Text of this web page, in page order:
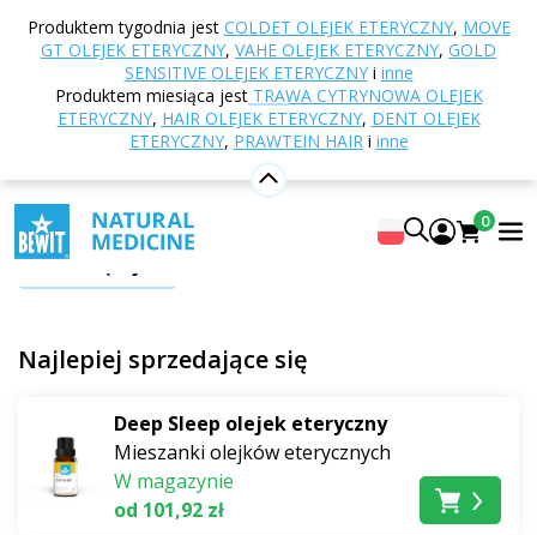
Produktem tygodnia jest COLDET OLEJEK ETERYCZNY, MOVE
GT OLEJEK ETERYCZNY, VAHE OLEJEK ETERYCZNY, GOLD
SENSITIVE OLEJEK ETERYCZNYi inne
Produktem miesiąca jest TRAWA CYTRYNOWA OLEJEK
ETERYCZNY, HAIR OLEJEK ETERYCZNY, DENT OLEJEK
ETERYCZNY, PRAWTEIN HAIRi inne
0
Strona główna
Zdrowie w harmonii
Zdrowie w harmonii
Uzupełnij swoją codzienną dietę naturalnymi
produktami spożywczymi i suplementami diety
BEWIT i daj swojemu ciału to, czego potrzebuje .
Five Greens BIOłączy pięć zielonych superfoods w
jednej porcji. Wystarczy łyżeczka do wody lub smoothie,
energię, sięgnij poPrawtein Po-w-er
Aloe Vera BIO RAWsprawdzi się jako
codzienny towarzysz przez cały rok. Wybieraj spośród
żelu z miąższem, bez miąższu
lub wariantu
. W ofercie znajdziesz również
Spirulinę BIO
Pokaż więcej
Najlepiej sprzedające się
Deep Sleep olejek eteryczny
Mieszanki olejków eterycznych
W magazynie
od 101,92 zł